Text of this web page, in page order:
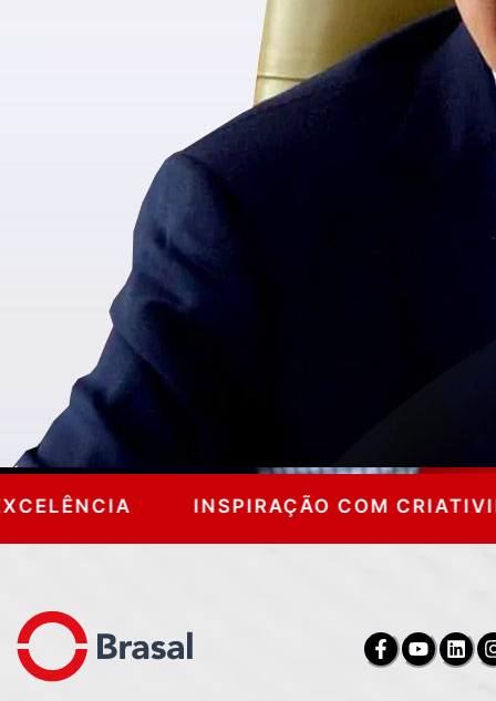
INSPIRAÇÃO COM